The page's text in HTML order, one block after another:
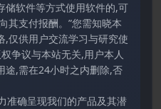
储软件等方式使用软件的,可
其支付报酬。”您需知晓本
,仅供用户交流学习与研究使
争议与本站无关,用户本人
途,需在24小时之内删除,否
准确呈现我们的产品及其潜